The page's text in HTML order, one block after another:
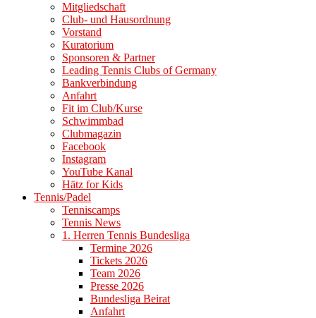
Mitgliedschaft
Club- und Hausordnung
Vorstand
Kuratorium
Sponsoren & Partner
Leading Tennis Clubs of Germany
Bankverbindung
Anfahrt
Fit im Club/Kurse
Schwimmbad
Clubmagazin
Facebook
Instagram
YouTube Kanal
Hätz for Kids
Tennis/Padel
Tenniscamps
Tennis News
1. Herren Tennis Bundesliga
Termine 2026
Tickets 2026
Team 2026
Presse 2026
Bundesliga Beirat
Anfahrt